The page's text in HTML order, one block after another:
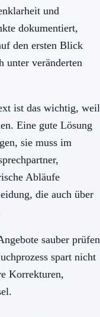
und
dokumentiert,
den ersten Blick
unter veränderten
ist das wichtig, weil
Eine gute Lösung
sie muss im
Abläufe
die auch über
sauber prüfen
spart nicht
Korrekturen,